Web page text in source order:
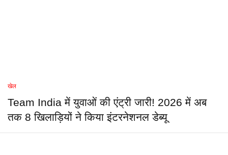
खेल
Team India में युवाओं की एंट्री जारी! 2026 में अब
तक 8 खिलाड़ियों ने किया इंटरनेशनल डेब्यू